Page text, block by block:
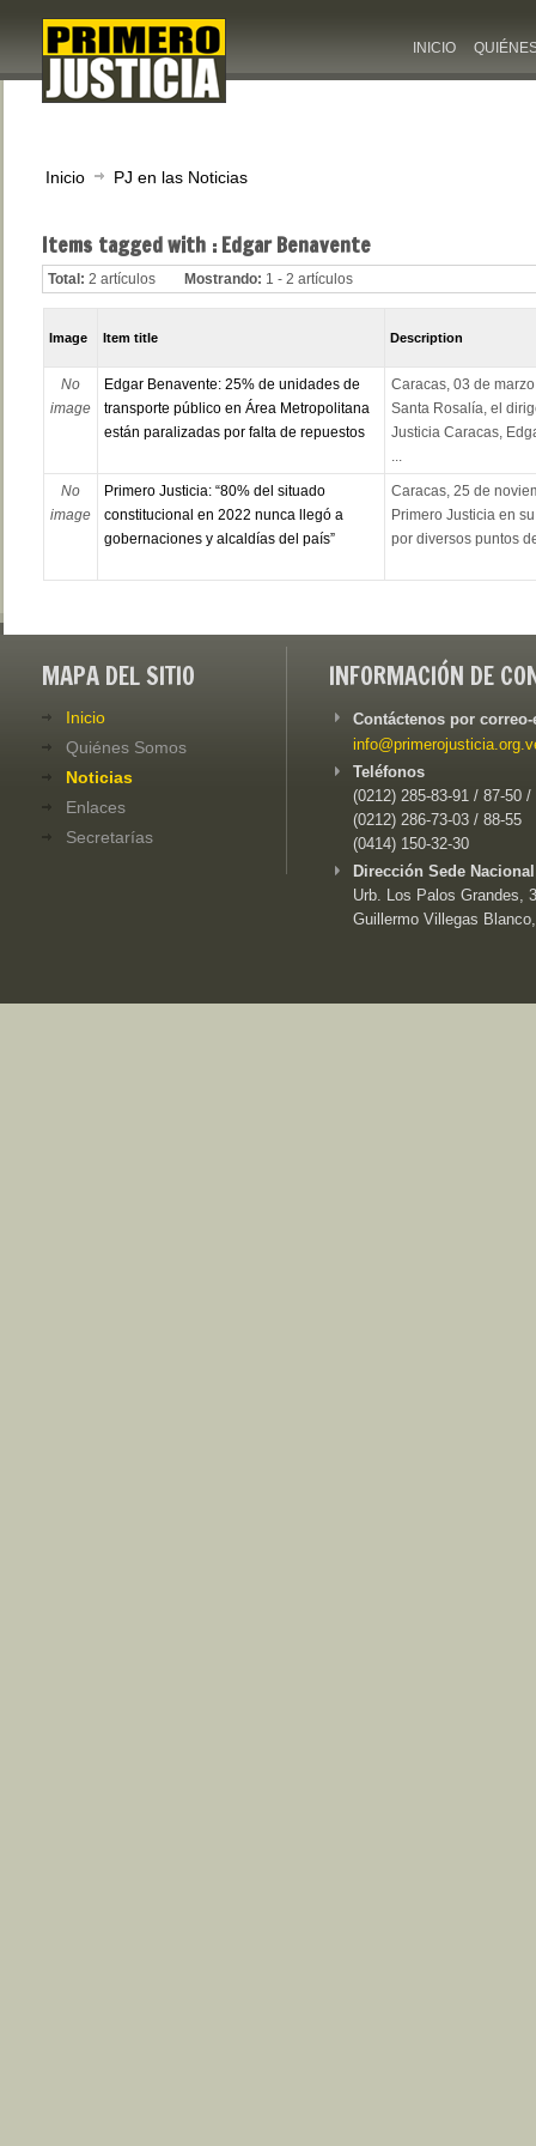
INICIO
Inicio PJ en las Noticias
Items tagged with : Edgar Benavente
Total: 2 artículos Mostrando: 1 - 2 artículos
Image Item title Description
No
image
Edgar Benavente: 25% de unidades de
transporte público en Área Metropolitana
están paralizadas por falta de repuestos
Caracas, 03 de
Santa Rosalía, el
Justicia Caracas,
...
No
image
Primero Justicia: “80% del situado
constitucional en 2022 nunca llegó a
gobernaciones y alcaldías del país”
Caracas, 25 de
Primero Justicia en
por diversos puntos
MAPA DEL SITIO
Inicio
Quiénes Somos
Noticias
Enlaces
Secretarías
INFORMACIÓN DE
Contáctenos por
Teléfonos
(0212) 285-83-91 / 87-50 /
(0212) 286-73-03 / 88-55
(0414) 150-32-30
Dirección Sede
Urb. Los Palos Grandes,
Guillermo Villegas